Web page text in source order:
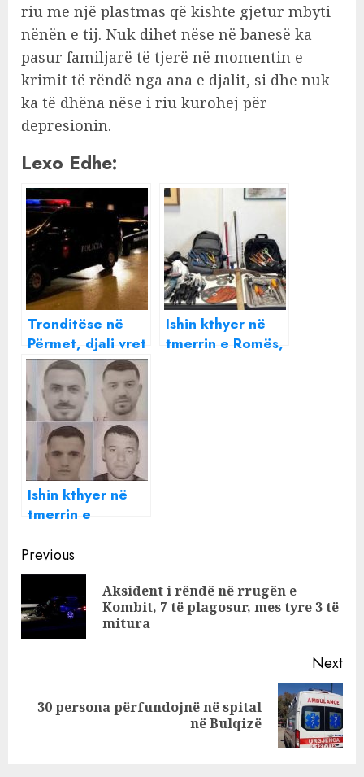
riu me një plastmas që kishte gjetur mbyti
nënën e tij. Nuk dihet nëse në banesë ka
pasur familjarë të tjerë në momentin e
krimit të rëndë nga ana e djalit, si dhe nuk
ka të dhëna nëse i riu kurohej për
depresionin.
Lexo Edhe:
Tronditëse në
Përmet, djali vret
nënën e tij!
Ishin kthyer në
tmerrin e Romës,
Ishin kthyer në
tmerrin e
arrestohen 8
shqiptarë
HAJDUTË në
Spanjë
(EMRA+FOTO)
Continue
Reading
Previous
Aksident i rëndë në rrugën e
Kombit, 7 të plagosur, mes tyre 3 të
mitura
Next
Next
30 persona përfundojnë në spital
në Bulqizë